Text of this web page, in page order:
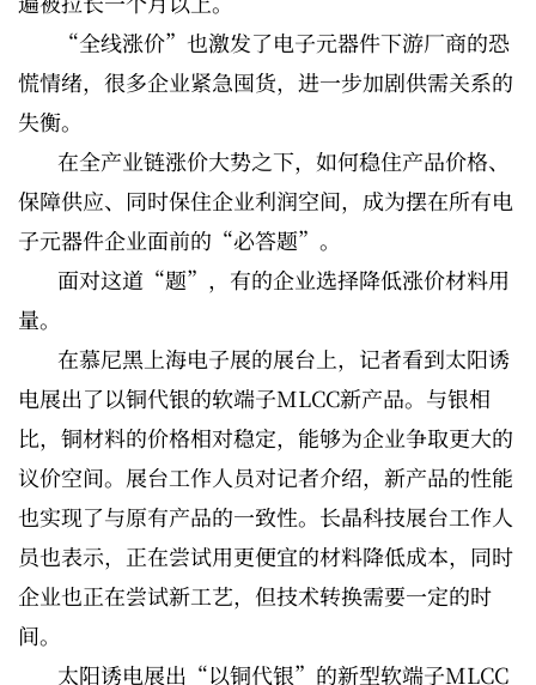
“全线涨价”也激发了电子元器件下游厂商的恐
慌情绪，很多企业紧急囤货，进一步加剧供需关系的
失衡。
在全产业链涨价大势之下，如何稳住产品价格、
保障供应、同时保住企业利润空间，成为摆在所有电
子元器件企业面前的“必答题”。
面对这道“题”，有的企业选择降低涨价材料用
量。
在慕尼黑上海电子展的展台上，记者看到太阳诱
电展出了以铜代银的软端子MLCC新产品。与银相
比，铜材料的价格相对稳定，能够为企业争取更大的
议价空间。展台工作人员对记者介绍，新产品的性能
也实现了与原有产品的一致性。长晶科技展台工作人
员也表示，正在尝试用更便宜的材料降低成本，同时
企业也正在尝试新工艺，但技术转换需要一定的时
间。
太阳诱电展出“以铜代银”的新型软端子MLCC